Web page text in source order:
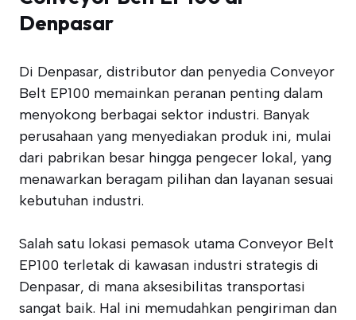
Denpasar
Di Denpasar, distributor dan penyedia Conveyor
Belt EP100 memainkan peranan penting dalam
menyokong berbagai sektor industri. Banyak
perusahaan yang menyediakan produk ini, mulai
dari pabrikan besar hingga pengecer lokal, yang
menawarkan beragam pilihan dan layanan sesuai
kebutuhan industri.
Salah satu lokasi pemasok utama Conveyor Belt
EP100 terletak di kawasan industri strategis di
Denpasar, di mana aksesibilitas transportasi
sangat baik. Hal ini memudahkan pengiriman dan